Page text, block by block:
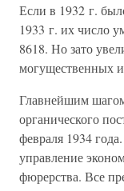
Если в 1932 г.
1933 г. их число
8618. Но зато
могущественных
Главнейшим
органического
февраля 1934
управление
фюрерства. Все